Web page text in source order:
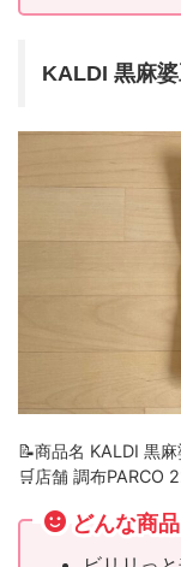
KALDI 黒麻
📝商品名 KALDI 黒
🛒店舗 調布PARCO
どんな商品